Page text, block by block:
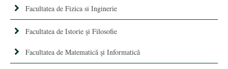
Facultatea de Fizica si Inginerie
Facultatea de Istorie şi Filosofie
Facultatea de Matematică şi Informatică